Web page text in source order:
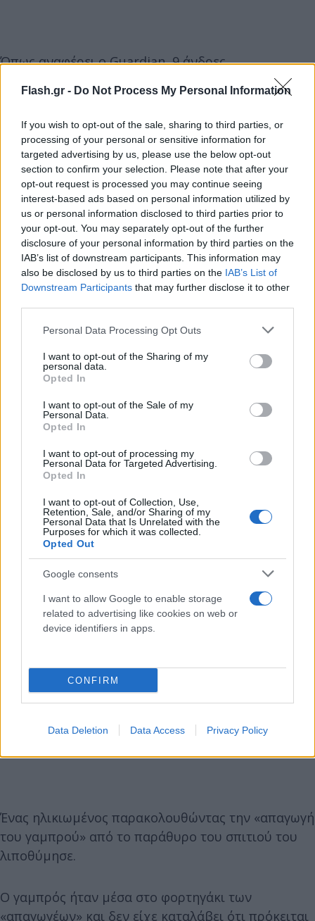
Flash.gr - Do Not Process My Personal Information
If you wish to opt-out of the sale, sharing to third parties, or
processing of your personal or sensitive information for
targeted advertising by us, please use the below opt-out
section to confirm your selection. Please note that after your
opt-out request is processed you may continue seeing
interest-based ads based on personal information utilized by
us or personal information disclosed to third parties prior to
your opt-out. You may separately opt-out of the further
disclosure of your personal information by third parties on the
IAB’s list of downstream participants. This information may
also be disclosed by us to third parties on the IAB’s List of
Downstream Participants that may further disclose it to other
Please note that this website/app uses one or more Google
not limited to your visit or usage behaviour. You may click to
grant or deny consent to Google and its third-party tags to
use your data for below specified purposes in below Google
consent section.
Personal Data Processing Opt Outs
I want to opt-out of the Sharing of my
personal data.
Opted In
I want to opt-out of the Sale of my
Personal Data.
Opted In
I want to opt-out of processing my
Personal Data for Targeted Advertising.
Opted In
I want to opt-out of Collection, Use,
Retention, Sale, and/or Sharing of my
Personal Data that Is Unrelated with the
Purposes for which it was collected.
Opted Out
Google consents
I want to allow Google to enable storage
related to advertising like cookies on web or
device identifiers in apps.
CONFIRM
Data Deletion Data Access Privacy Policy
Όπως αναφέρει ο Guardian, 9 άνδρες
συναγερμού», καθώς ντύθηκαν τρομοκράτες και
απήγαγαν τον γαμπρό. Συγκεκριμένα, οι άνδρες
από 23 έως 31 ετών ήταν οπλισμένοι με αεροβόλα
και φορούσαν μαύρα κράνη, μπήκαν στο σπίτι του
γαμπρού στο Trofarello, τον φίμωσαν, τον
φόρτωσαν στο πίσω μέρος ενός φορτηγού και
επιτάχυναν.
Η χοντρή αυτή πλάκα στράβωσε στην πορεία, αφού
οι φίλοι προσποιούνταν ότι ήταν τρομοκράτες του
ISIS, με αποτέλεσμα η Αστυνομία να αρχίσει να
δέχεται πληθώρα κλήσεων από ανήσυχους
κατοίκους της κωμόπολης.
Ένας ηλικιωμένος παρακολουθώντας την «απαγωγή
του γαμπρού» από το παράθυρο του σπιτιού του
λιποθύμησε.
Ο γαμπρός ήταν μέσα στο φορτηγάκι των
«απαγωγέων» και δεν είχε καταλάβει ότι πρόκειται